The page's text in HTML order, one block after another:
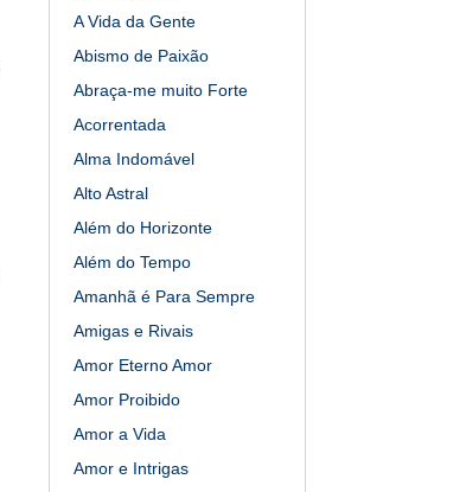
A Vida da Gente
Abismo de Paixão
Abraça-me muito Forte
Acorrentada
Alma Indomável
Alto Astral
Além do Horizonte
Além do Tempo
Amanhã é Para Sempre
Amigas e Rivais
Amor Eterno Amor
Amor Proibido
Amor a Vida
Amor e Intrigas